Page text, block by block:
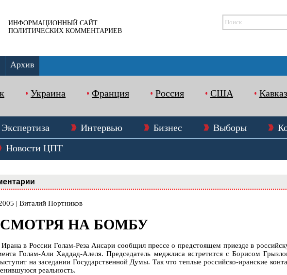
ИНФОРМАЦИОННЫЙ САЙТ
ПОЛИТИЧЕСКИХ КОММЕНТАРИЕВ
Архив
Украина Франция Россия США Кавказ
Экспертиза Интервью Бизнес Выборы
Новости ЦПТ
| Виталий Портников
НА БОМБУ
в России Голам-Реза Ансари сообщил прессе о предстоящем приезде в
Голам-Али Хаддад-Алеля. Председатель меджлиса встретится с Борисом
на заседании Государственной Думы. Так что теплые российско-иранские
реальность.